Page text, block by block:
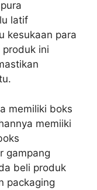
latif
kesukaan para
ini
memiliki boks
memiiki
gampang
beli produk
packaging